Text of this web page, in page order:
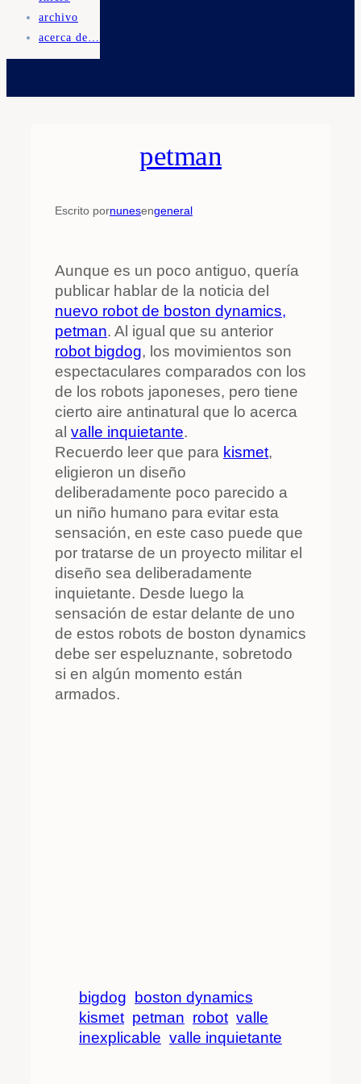
archivo
acerca de…
petman
Escrito pornunesengeneral
Aunque es un poco antiguo, quería
publicar hablar de la noticia del
nuevo robot de boston dynamics,
petman. Al igual que su anterior
robot bigdog, los movimientos son
espectaculares comparados con los
de los robots japoneses, pero tiene
cierto aire antinatural que lo acerca
al valle inquietante.
Recuerdo leer que para kismet,
eligieron un diseño
deliberadamente poco parecido a
un niño humano para evitar esta
sensación, en este caso puede que
por tratarse de un proyecto militar el
diseño sea deliberadamente
inquietante. Desde luego la
sensación de estar delante de uno
de estos robots de boston dynamics
debe ser espeluznante, sobretodo
si en algún momento están
armados.
bigdog
boston dynamics
kismet petman robot valle
inexplicable valle inquietante